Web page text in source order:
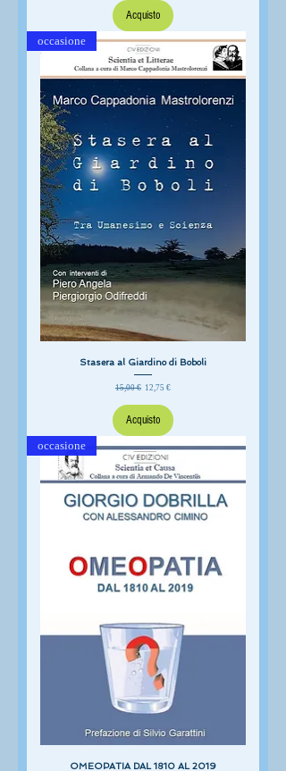
Acquisto
occasione
Stasera al Giardino di Boboli
Prezzo regolare
15,00 € Prezzo scontato
12,75 €
Acquisto
occasione
OMEOPATIA DAL 1810 AL 2019